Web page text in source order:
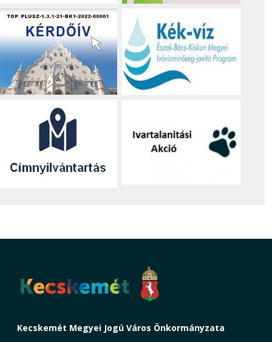
Kecskemét Megyei Jogú Város Önkormányzata